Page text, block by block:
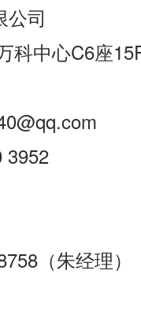
公司
科中心C6座
3952
（朱经理）